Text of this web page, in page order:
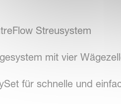
Streusystem
mit vier
für schnelle und